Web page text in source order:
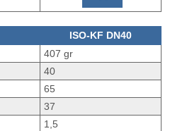
ISO-KF DN40
407 gr
40
65
37
1,5